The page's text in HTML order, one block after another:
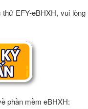
EFY-eBHXH, vui lòng
phần mềm eBHXH: